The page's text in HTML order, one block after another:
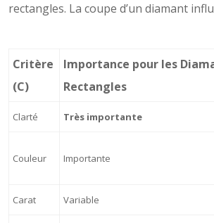
rectangles. La coupe d’un diamant
Critère
(C)
Importance pour les
Rectangles
Clarté Très importante
Couleur Importante
Carat Variable